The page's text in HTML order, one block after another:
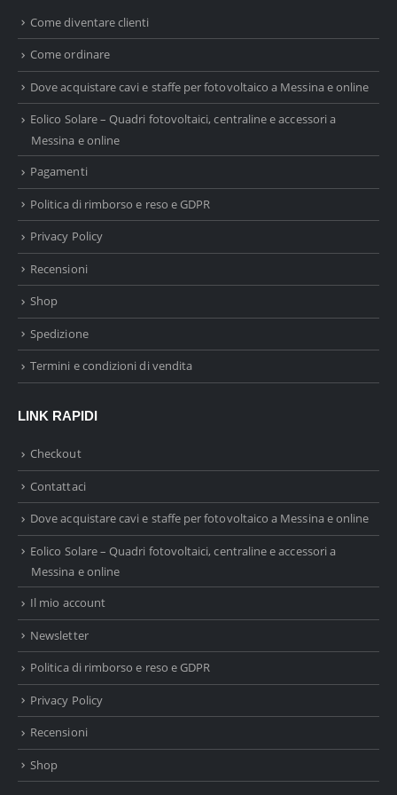
Come diventare clienti
Come ordinare
Dove acquistare cavi e staffe per fotovoltaico a Messina e online
Eolico Solare – Quadri fotovoltaici, centraline e accessori a
Messina e online
Pagamenti
Politica di rimborso e reso e GDPR
Privacy Policy
Recensioni
Shop
Spedizione
Termini e condizioni di vendita
LINK RAPIDI
Checkout
Contattaci
Dove acquistare cavi e staffe per fotovoltaico a Messina e online
Eolico Solare – Quadri fotovoltaici, centraline e accessori a
Messina e online
Il mio account
Newsletter
Politica di rimborso e reso e GDPR
Privacy Policy
Recensioni
Shop